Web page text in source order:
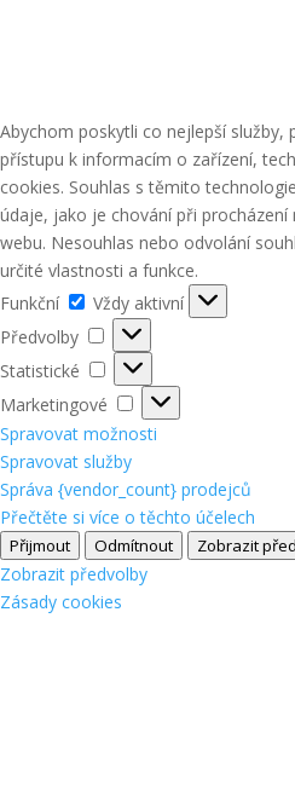
Abychom poskytli co nejlepší služby,
přístupu k informacím o zařízení,
cookies. Souhlas s těmito
údaje, jako je chování při
webu. Nesouhlas nebo odvolání
určité vlastnosti a funkce.
Funkční
Funkční
Vždy aktivní
Předvolby
Předvolby
Statistické
Statistické
Marketingové
Marketingové
Spravovat možnosti
Spravovat služby
Správa {vendor_count} prodejců
Přečtěte si více o těchto účelech
Přijmout Odmítnout Zobrazit
Zobrazit předvolby
Zásady cookies